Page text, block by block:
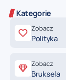
Kategorie
Zobacz
Polityka
Zobacz
Bruksela